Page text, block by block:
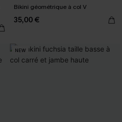
Bikini géométrique à col V
35,00 €
NEW